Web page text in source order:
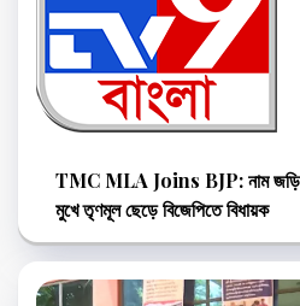
TMC MLA Joins BJP: নাম
মুখে তৃণমূল ছেড়ে বিজেপিতে বিধায়ক